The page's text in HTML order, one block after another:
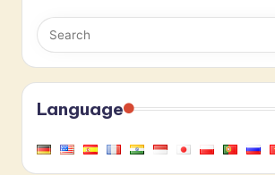
Language